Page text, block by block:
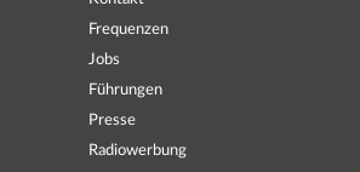
Frequenzen
Jobs
Führungen
Presse
Radiowerbung